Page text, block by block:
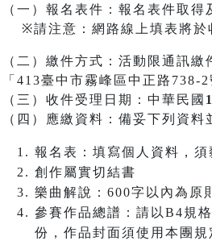
（一）報名表件：報名表件取
※請注意：網路線上填表將於
（二）繳件方式：活動限通訊
「413臺中市霧峰區中正路738-
（三）收件受理日期：中華民國
（四）應繳資料：備妥下列資料
報名表：填寫個人資料，須
創作屬實切結書
樂曲解說：600字以內為原
參賽作品總譜：請以B4規
份，作品封面須使用本團規